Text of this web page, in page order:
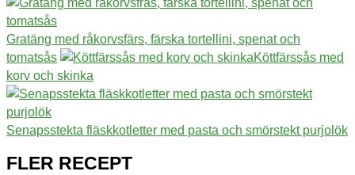
Gratäng med råkorvsfärs, färska tortellini, spenat och
tomatsås
Köttfärssås med
korv och skinka
Senapsstekta fläskkotletter med pasta och smörstekt purjolök
FLER RECEPT